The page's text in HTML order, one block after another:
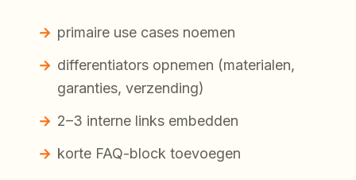
primaire use cases noemen
differentiators opnemen (materialen,
garanties, verzending)
2–3 interne links embedden
korte FAQ-block toevoegen